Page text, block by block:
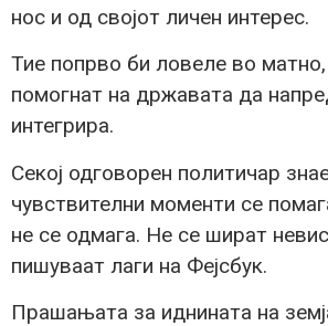
нос и од својот личен интерес.
Тие попрво би ловеле во
помогнат на државата да
интегрира.
Секој одговорен политичар
чувствителни моменти се
не се одмага. Не се шират
пишуваат лаги на Фејсбук.
Прашањата за иднината на